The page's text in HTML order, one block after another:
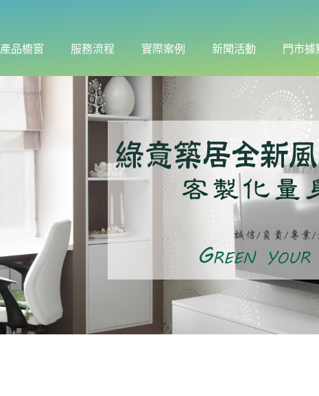
產品櫥窗 服務流程 實際案例 新聞活動 門市據